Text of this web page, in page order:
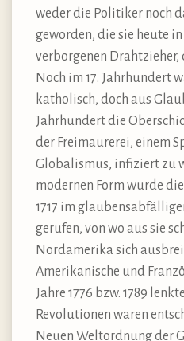
weder die Politiker noch
geworden, die sie heute
verborgenen
Noch im 17. Jahrhundert
katholisch, doch aus
Jahrhundert die
der Freimaurerei, einem
Globalismus, infiziert zu
modernen Form wurde
1717 im
gerufen, von wo aus sie
Nordamerika sich
Amerikanische und
Jahre 1776 bzw. 1789
Revolutionen waren
Neuen Weltordnung der